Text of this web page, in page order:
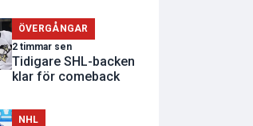
ÖVERGÅNGAR
2 timmar sen
Tidigare SHL-backen
klar för comeback
NHL